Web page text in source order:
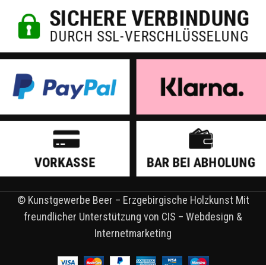
© Kunstgewerbe Beer – Erzgebirgische Holzkunst Mit
freundlicher Unterstützung von CIS – Webdesign &
Internetmarketing